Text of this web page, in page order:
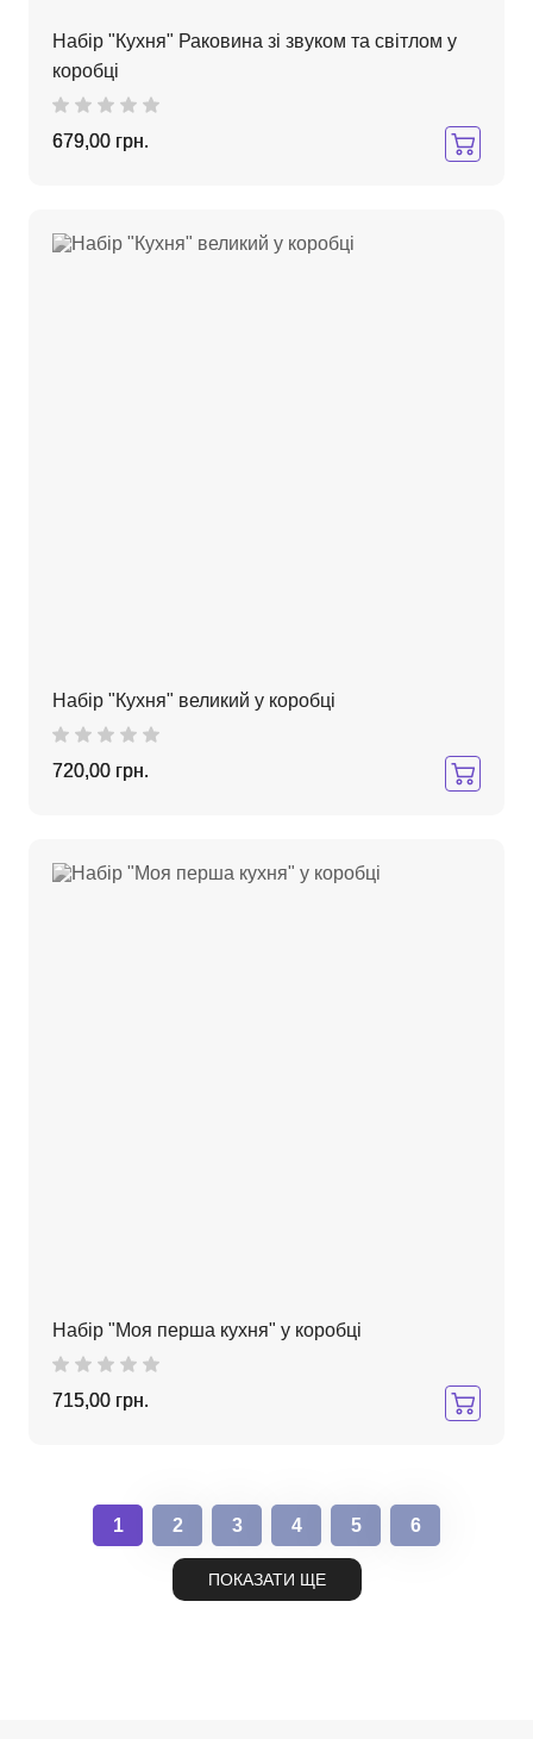
Набір "Кухня" Раковина зі звуком та світлом у
коробці
679,00 грн.
Набір "Кухня" великий у коробці
720,00 грн.
Набір "Моя перша кухня" у коробці
715,00 грн.
1 2 3 4 5 6